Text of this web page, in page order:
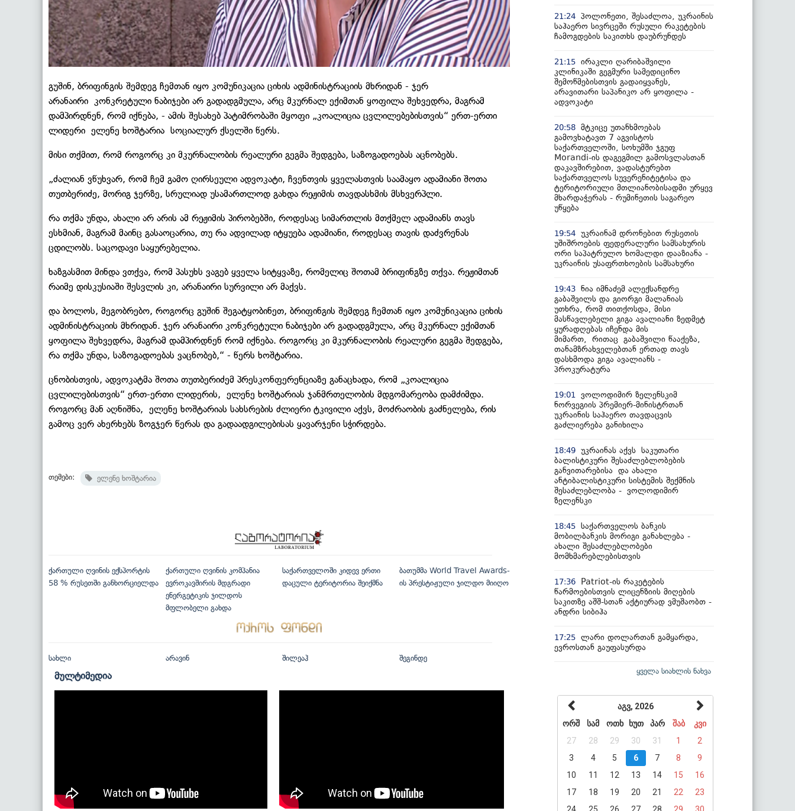
გუშინ, ბრიფინგის შემდეგ ჩემთან იყო კომუნიკაცია ციხის ადმინისტრაციის მხრიდან - ჯერ
არანაირი კონკრეტული ნაბიჯები არ გადადგმულა, არც მკურნალ ექიმთან ყოფილა შეხვედრა, მაგრამ
დამპირდნენ, რომ იქნება, - ამის შესახებ პატიმრობაში მყოფი „კოალიცია ცვლილებებისთვის“ ერთ-ერთი
ლიდერი ელენე ხოშტარია სოციალურ ქსელში წერს.
მისი თქმით, რომ როგორც კი მკურნალობის რეალური გეგმა შედგება, საზოგადოებას აცნობებს.
„ძალიან ვწუხვარ, რომ ჩემ გამო ღირსეული ადვოკატი, ჩვენთვის ყველასთვის საამაყო ადამიანი შოთა
თუთბერიძე, მორიგ ჯერზე, სრულიად უსამართლოდ გახდა რეჟიმის თავდასხმის მსხვერპლი.
რა თქმა უნდა, ახალი არ არის ამ რეჟიმის პირობებში, როდესაც სიმართლის მთქმელ ადამიანს თავს
ესხმიან, მაგრამ მაინც გასაოცარია, თუ რა ადვილად იტყუება ადამიანი, როდესაც თავის დაძვრენას
ცდილობს. საცოდავი საყურებელია.
ხაზგასმით მინდა ვთქვა, რომ პასუხს ვაგებ ყველა სიტყვაზე, რომელიც შოთამ ბრიფინგზე თქვა. რეჟიმთან
რაიმე დისკუსიაში შესვლის კი, არანაირი სურვილი არ მაქვს.
და ბოლოს, მეგობრებო, როგორც გუშინ შეგატყობინეთ, ბრიფინგის შემდეგ ჩემთან იყო კომუნიკაცია ციხის
ადმინისტრაციის მხრიდან. ჯერ არანაირი კონკრეტული ნაბიჯები არ გადადგმულა, არც მკურნალ ექიმთან
ყოფილა შეხვედრა, მაგრამ დამპირდნენ რომ იქნება. როგორც კი მკურნალობის რეალური გეგმა შედგება,
რა თქმა უნდა, საზოგადოებას ვაცნობებ,“ - წერს ხოშტარია.
ცნობისთვის, ადვოკატმა შოთა თუთბერიძემ პრესკონფერენციაზე განაცხადა, რომ „კოალიცია
ცვლილებისთვის“ ერთ-ერთი ლიდერის, ელენე ხოშტარიას ჯანმრთელობის მდგომარეობა დამძიმდა.
როგორც მან აღნიშნა, ელენე ხოშტარიას სახსრების ძლიერი ტკივილი აქვს, მოძრაობის გაძნელება, რის
გამოც ვერ ახერხებს ზოგჯერ წერას და გადაადგილებისას ყავარჯენი სჭირდება.
თემები: ელენე ხოშტარია
ქართული ღვინის ექსპორტის
58 % რუსეთში განხორციელდა
ქართული ღვინის კომპანია
ევროკავშირის მდგრადი
ენერგეტიკის ჯილდოს
მფლობელი გახდა
საქართველოში კიდევ ერთი
დაცული ტერიტორია შეიქმნა
ბათუმმა World Travel Awards-
ის პრესტიჟული ჯილდო მიიღო
სახლი არავინ შილეაჰ შეგინდე
მულტიმედია
21:24 პოლონეთი, შესაძლოა, უკრაინის
საჰაერო სივრცეში რუსული რაკეტების
ჩამოგდების საკითხს დაუბრუნდეს
21:15 ირაკლი ღარიბაშვილი
კლინიკაში გეგმური სამედიცინო
შემოწმებისთვის გადაიყვანეს,
არავითარი საპანიკო არ ყოფილა -
ადვოკატი
20:58 მტკიცე უთანხმოებას
გამოვხატავთ 7 აგვისტოს
საქართველოში, სოხუმში ჯგუფ
Morandi-ის დაგეგმილ გამოსვლასთან
დაკავშირებით, ვადასტურებთ
საქართველოს სუვერენიტეტისა და
ტერიტორიული მთლიანობისადმი ურყევ
მხარდაჭერას - რუმინეთის საგარეო
უწყება
19:54 უკრაინამ დრონებით რუსეთის
უშიშროების ფედერალური სამსახურის
ორი საპატრულო ხომალდი დააზიანა -
უკრაინის უსაფრთხოების სამსახური
19:43 ნია იმნაძემ ალექსანდრე
გაბაშვილს და გიორგი მალანიას
უთხრა, რომ თითქოსდა, მისი
მასწავლებელი გიგა ავალიანი ზედმეტ
ყურადღებას იჩენდა მის
მიმართ, რითაც გაბაშვილი წააქეზა,
თანამზრახველებთან ერთად თავს
დასხმოდა გიგა ავალიანს -
პროკურატურა
19:01
ვოლოდიმირ ზელენსკიმ
ნორვეგიის პრემიერ-მინისტრთან
უკრაინის საჰაერო თავდაცვის
გაძლიერება განიხილა
18:49 უკრაინას აქვს საკუთარი
ბალისტიკური შესაძლებლობების
განვითარებისა და ახალი
ანტიბალისტიკური სისტემის შექმნის
შესაძლებლობა - ვოლოდიმირ
ზელენსკი
18:45 საქართველოს ბანკის
მობილბანკის მორიგი განახლება -
ახალი შესაძლებლობები
მომხმარებლებისთვის
17:36
Patriot-ის რაკეტების
წარმოებისთვის ლიცენზიის მიღების
საკითზე აშშ-სთან აქტიურად ვმუშაობთ -
ანდრი სიბიჰა
17:25 ლარი დოლართან გამყარდა,
ევროსთან გაუფასურდა
ყველა სიახლის ნახვა
აგვ, 2026
ორშ
სამ ოთხ ხუთ პარ შაბ
კვი
27
28 29 30 31 1
2
3
4 5 6 7 8
9
10
11 12 13 14 15
16
17
18 19 20 21 22
23